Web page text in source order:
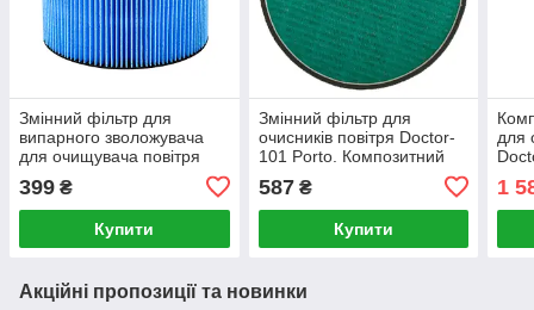
Змінний фільтр для
випарного зволожувача
для очищувача повітря
humidity)
399 ₴
Купити
Змінний фільтр для
очисників повітря Doctor-
101 Porto. Композитний
14.5×1 см
587₴
Купити
для
1
Акційні пропозиції та новинки